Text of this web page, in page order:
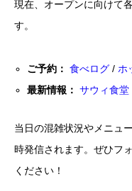
現在、オープンに向けて
す。
ご予約： 食べログ / ホ
最新情報： サウィ食
当日の混雑状況やメニュ
時発信されます。ぜひフ
ください！